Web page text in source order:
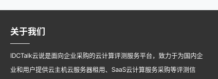
关于我们
IDCTalk云说是面向企业采购的云计算评测服务平台，致力于为国内企
业和用户提供云主机云服务器租用、SaaS云计算服务采购等评测信